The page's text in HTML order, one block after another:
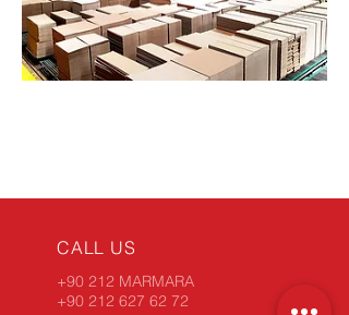
CALL US
+90 212 MARMARA
+90 212 627 62 72